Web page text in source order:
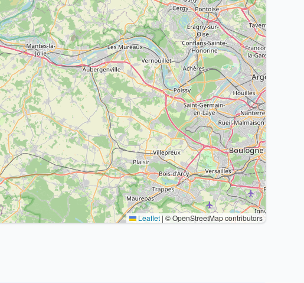
Leaflet | © OpenStreetMap contributors